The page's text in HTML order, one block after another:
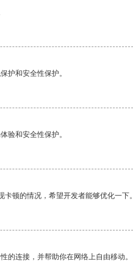
护和安全性保护。
验和安全性保护。
顿的情况，希望开发者能够优化一下。
的连接，并帮助你在网络上自由移动。